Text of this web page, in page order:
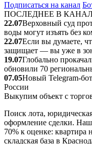
Подписаться на канал
ПОСЛЕДНЕЕ В
22.07Верховный суд
воды могут изъять без
22.07Если вы думаете,
защищает — вы уже в
19.07Глобально
обновили 70
07.05Новый
России
Выкупим объект с
Поиск лота,
оформление сделки.
70% к оценке: квартира
складская база в